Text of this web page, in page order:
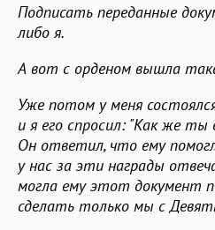
Подписать переданные
либо я.
А вот с орденом вышла
Уже потом у меня
и я его спросил: "Как же ты
Он ответил, что ему
у нас за эти награды
могла ему этот документ
сделать только мы с